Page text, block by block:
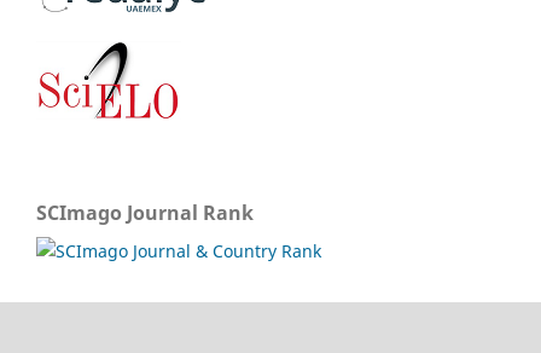
SCImago Journal Rank